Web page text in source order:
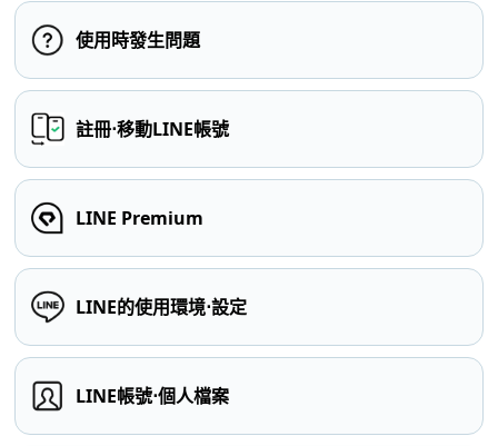
使用時發生問題
註冊⋅移動LINE帳號
LINE Premium
LINE的使用環境⋅設定
LINE帳號⋅個人檔案